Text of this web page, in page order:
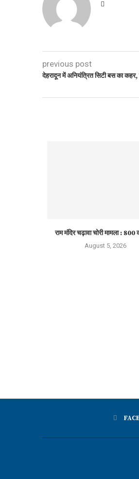
previous post
देहरादून में अनियंत्रित सिटी बस का
राम मंदिर चढ़ावा चोरी मामला :
August 5, 2026